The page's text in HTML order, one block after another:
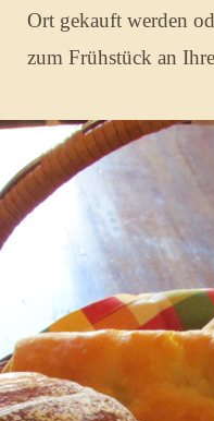
Ort gekauft werden
zum Frühstück an